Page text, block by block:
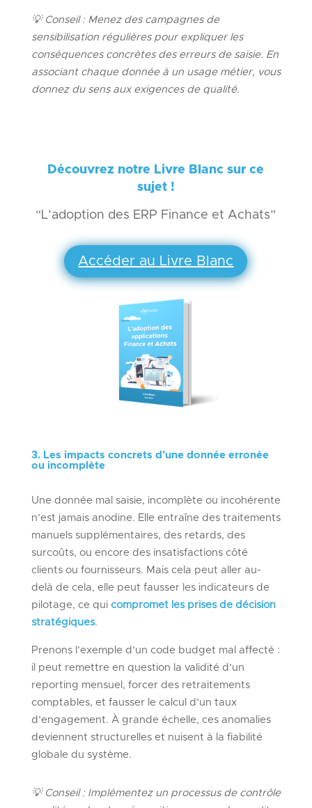
💡Conseil : Menez des campagnes de
sensibilisation régulières pour expliquer les
conséquences concrètes des erreurs de saisie. En
associant chaque donnée à un usage métier, vous
donnez du sens aux exigences de qualité.
Découvrez notre Livre Blanc sur ce
sujet !
“L’adoption des ERP Finance et Achats”
Accéder au Livre Blanc
3. Les impacts concrets d’une donnée erronée
ou incomplète
Une donnée mal saisie, incomplète ou incohérente
n’est jamais anodine. Elle entraîne des traitements
manuels supplémentaires, des retards, des
surcoûts, ou encore des insatisfactions côté
clients ou fournisseurs. Mais cela peut aller au-
delà de cela, elle peut fausser les indicateurs de
pilotage, ce qui compromet les prises de décision
stratégiques.
Prenons l’exemple d’un code budget mal affecté :
il peut remettre en question la validité d’un
reporting mensuel, forcer des retraitements
comptables, et fausser le calcul d’un taux
d’engagement. À grande échelle, ces anomalies
deviennent structurelles et nuisent à la fiabilité
globale du système.
💡Conseil : Implémentez un processus de contrôle